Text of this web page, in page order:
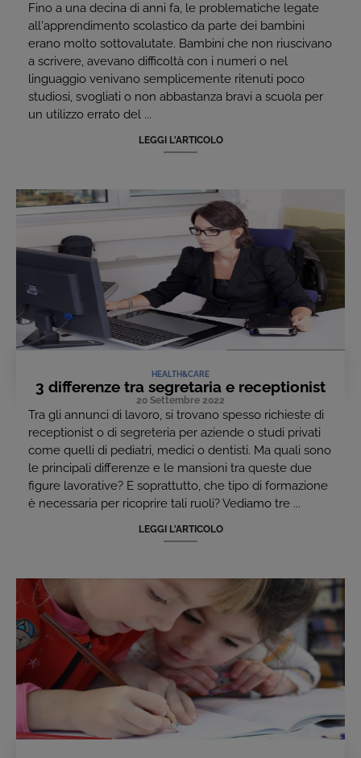
Fino a una decina di anni fa, le problematiche legate
all'apprendimento scolastico da parte dei bambini
erano molto sottovalutate. Bambini che non riuscivano
a scrivere, avevano difficoltà con i numeri o nel
linguaggio venivano semplicemente ritenuti poco
studiosi, svogliati o non abbastanza bravi a scuola per
un utilizzo errato del ...
LEGGI L'ARTICOLO
HEALTH&CARE
3 differenze tra segretaria e receptionist
20 Settembre 2022
Tra gli annunci di lavoro, si trovano spesso richieste di
receptionist o di segreteria per aziende o studi privati
come quelli di pediatri, medici o dentisti. Ma quali sono
le principali differenze e le mansioni tra queste due
figure lavorative? E soprattutto, che tipo di formazione
è necessaria per ricoprire tali ruoli? Vediamo tre ...
LEGGI L'ARTICOLO